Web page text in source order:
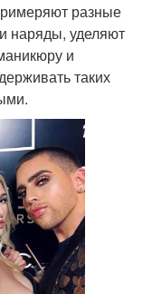
разные
наряды, уделяют
и
таких